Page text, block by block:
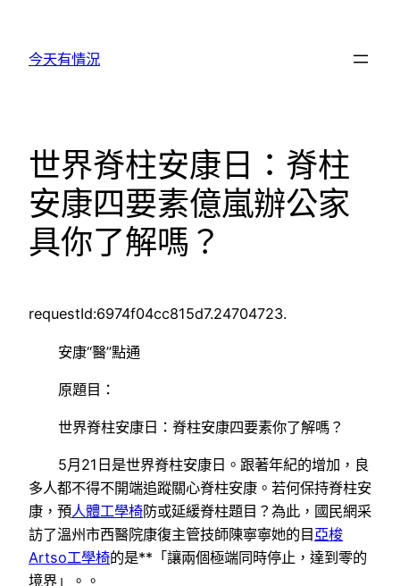
今天有情況
世界脊柱安康日：脊柱
安康四要素億嵐辦公家
具你了解嗎？
requestId:6974f04cc815d7.24704723.
安康“醫”點通
原題目：
世界脊柱安康日：脊柱安康四要素你了解嗎？
5月21日是世界脊柱安康日。跟著年紀的增加，良
多人都不得不開端追蹤關心脊柱安康。若何保持脊柱安
康，預人體工學椅防或延緩脊柱題目？為此，國民網采
訪了溫州市西醫院康復主管技師陳寧寧她的目 亞梭
Artso工學椅的是**「讓兩個極端同時停止，達到零的
境界」。。